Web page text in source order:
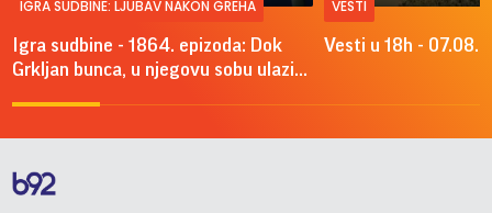
IGRA SUDBINE: LJUBAV NAKON GREHA
Igra sudbine - 1864. epizoda: Dok
Grkljan bunca, u njegovu sobu ulazi...
VESTI
Vesti u 18h -